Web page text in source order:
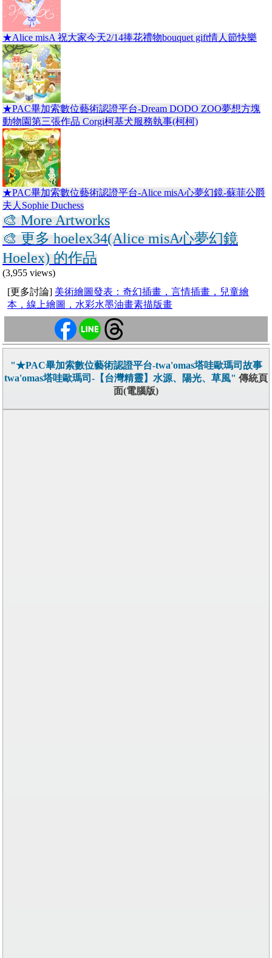
★Alice misA 祝大家今天2/14捧花禮物bouquet gift情人節快樂
★PAC畢加索數位藝術認證平台-Dream DODO ZOO夢想方塊
動物園第三張作品 Corgi柯基犬服務執事(柯柯)
★PAC畢加索數位藝術認證平台-Alice misA心夢幻鏡-蘇菲公爵
夫人Sophie Duchess
🎨 More Artworks
🎨 更多 hoelex34(Alice misA心夢幻鏡
Hoelex) 的作品
(3,955 views)
[更多討論] 美術繪圖發表：奇幻插畫，言情插畫，兒童繪
本，線上繪圖，水彩水墨油畫素描版畫
"★PAC畢加索數位藝術認證平台-twa'omas塔哇歐瑪司故事
twa'omas塔哇歐瑪司-【台灣精靈】水源、陽光、草風" 傳統頁
面(電腦版)